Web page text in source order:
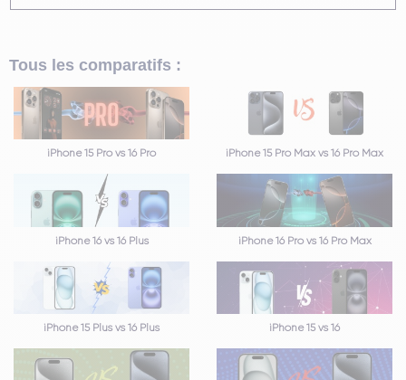
Tous les comparatifs :
iPhone 15 Pro vs 16 Pro iPhone 15 Pro Max vs 16 Pro Max
iPhone 16 vs 16 Plus iPhone 16 Pro vs 16 Pro Max
iPhone 15 Plus vs 16 Plus iPhone 15 vs 16